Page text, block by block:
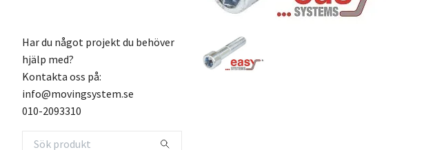
Har du något projekt du behöver
hjälp med?
Kontakta oss på:
info@movingsystem.se
010-2093310